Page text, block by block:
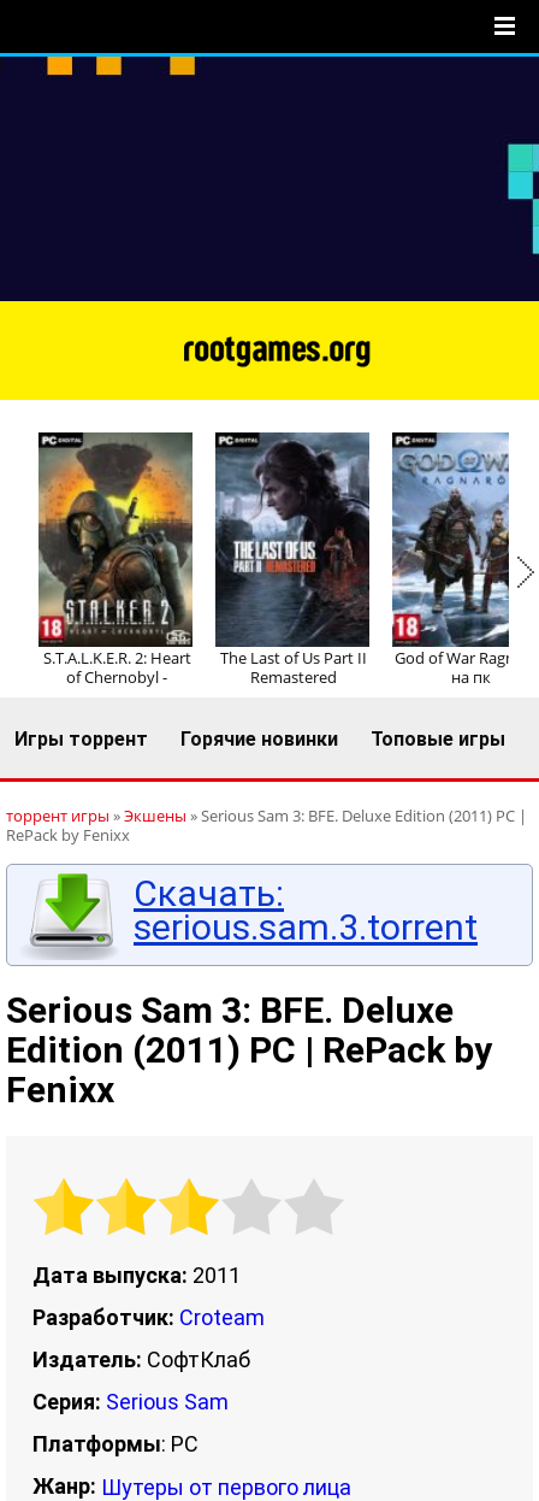
Регистрация Вход
S.T.A.L.K.E.R. 2: Heart
of Chernobyl -
The Last of Us Part II
Remastered
God of War
на пк
Игры торрент Горячие новинки Топовые игры
торрент игры »Экшены » Serious Sam 3: BFE. Deluxe Edition (2011) PC |
RePack by Fenixx
Скачать:
serious.sam.3.torrent
Serious Sam 3: BFE. Deluxe
Edition (2011) PC | RePack by
Fenixx
Дата выпуска: 2011
Разработчик: Croteam
Издатель: СофтКлаб
Серия: Serious Sam
Платформы: PC
Жанр: Шутеры от первого лица